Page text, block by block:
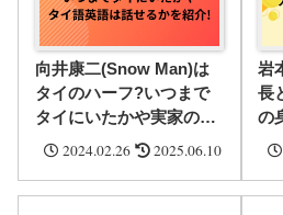
向井康二(Snow Man)は
タイのハーフ?いつまで
タイにいたかや実家の家
族構成・タイ語や英語が
2024.02.26 2025.06.10
岩
長
の